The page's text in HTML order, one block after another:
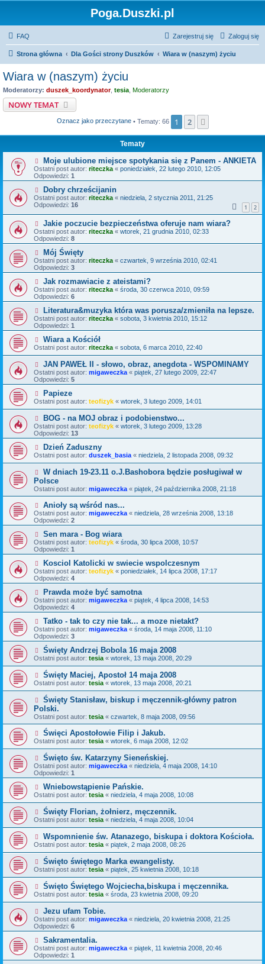
Poga.Duszki.pl
FAQ Zaloguj się
Zarejestruj się
Strona główna Dla Gości strony Duszków Wiara w (naszym) życiu
Wiara w (naszym) życiu
Moderatorzy: duszek_koordynator, tesia Moderatorzy
NOWY TEMAT
Oznacz jako przeczytane• Tematy: 66 1 2
Tematy
Moje ulubione miejsce spotykania się z Panem - ANKIETA
Ostatni post autor: riteczka « poniedziałek, 22 lutego 2010, 12:05
Odpowiedzi: 1
Dobry chrześcijanin
Ostatni post autor: riteczka « niedziela, 2 stycznia 2011, 21:25
Odpowiedzi: 16 1 2
Jakie poczucie bezpieczeństwa oferuje nam wiara?
Ostatni post autor: riteczka « wtorek, 21 grudnia 2010, 02:33
Odpowiedzi: 8
Mój Święty
Ostatni post autor: riteczka « czwartek, 9 września 2010, 02:41
Odpowiedzi: 3
Jak rozmawiacie z ateistami?
Ostatni post autor: riteczka « środa, 30 czerwca 2010, 09:59
Odpowiedzi: 6
Literatura&muzyka która was porusza/zmieniła na lepsze.
Ostatni post autor: riteczka « sobota, 3 kwietnia 2010, 15:12
Odpowiedzi: 1
Wiara a Kościół
Ostatni post autor: riteczka « sobota, 6 marca 2010, 22:40
JAN PAWEŁ II - słowo, obraz, anegdota - WSPOMINAMY
Ostatni post autor: migaweczka « piątek, 27 lutego 2009, 22:47
Odpowiedzi: 5
Papieze
Ostatni post autor: teofizyk « wtorek, 3 lutego 2009, 14:01
BOG - na MOJ obraz i podobienstwo...
Ostatni post autor: teofizyk « wtorek, 3 lutego 2009, 13:28
Odpowiedzi: 13
Dzień Zaduszny
Ostatni post autor: duszek_basia « niedziela, 2 listopada 2008, 09:32
W dniach 19-23.11 o.J.Bashobora będzie posługiwał w
Polsce
Ostatni post autor: migaweczka « piątek, 24 października 2008, 21:18
Anioły są wśród nas...
Ostatni post autor: migaweczka « niedziela, 28 września 2008, 13:18
Odpowiedzi: 2
Sen mara - Bog wiara
Ostatni post autor: teofizyk « środa, 30 lipca 2008, 10:57
Odpowiedzi: 1
Kosciol Katolicki w swiecie wspolczesnym
Ostatni post autor: teofizyk « poniedziałek, 14 lipca 2008, 17:17
Odpowiedzi: 4
Prawda może być samotna
Ostatni post autor: migaweczka « piątek, 4 lipca 2008, 14:53
Odpowiedzi: 4
Tatko - tak to czy nie tak... a moze nietakt?
Ostatni post autor: migaweczka « środa, 14 maja 2008, 11:10
Odpowiedzi: 3
Święty Andrzej Bobola 16 maja 2008
Ostatni post autor: tesia « wtorek, 13 maja 2008, 20:29
Święty Maciej, Apostoł 14 maja 2008
Ostatni post autor: tesia « wtorek, 13 maja 2008, 20:21
Święty Stanisław, biskup i męczennik-główny patron
Polski.
Ostatni post autor: tesia « czwartek, 8 maja 2008, 09:56
Święci Apostołowie Filip i Jakub.
Ostatni post autor: tesia « wtorek, 6 maja 2008, 12:02
Święto św. Katarzyny Sieneńskiej.
Ostatni post autor: migaweczka « niedziela, 4 maja 2008, 14:10
Odpowiedzi: 1
Wniebowstąpienie Pańskie.
Ostatni post autor: tesia « niedziela, 4 maja 2008, 10:08
Święty Florian, żołnierz, męczennik.
Ostatni post autor: tesia « niedziela, 4 maja 2008, 10:04
Wspomnienie św. Atanazego, biskupa i doktora Kościoła.
Ostatni post autor: tesia « piątek, 2 maja 2008, 08:26
Święto świętego Marka ewangelisty.
Ostatni post autor: tesia « piątek, 25 kwietnia 2008, 10:18
Święto Świętego Wojciecha,biskupa i męczennika.
Ostatni post autor: tesia « środa, 23 kwietnia 2008, 09:20
Jezu ufam Tobie.
Ostatni post autor: migaweczka « niedziela, 20 kwietnia 2008, 21:25
Odpowiedzi: 6
Sakramentalia.
Ostatni post autor: migaweczka « piątek, 11 kwietnia 2008, 20:46
Odpowiedzi: 1